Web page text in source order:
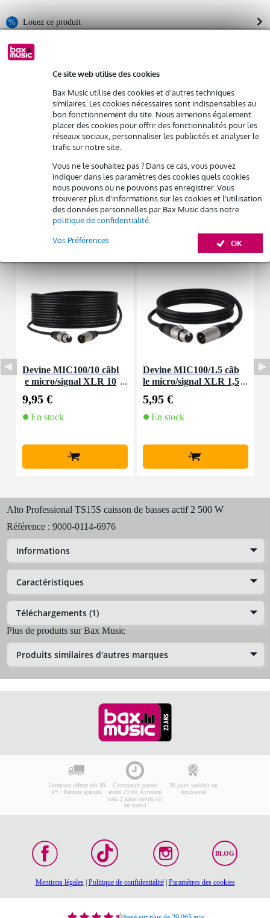
Ce site web utilise des cookies
Bax Music utilise des cookies et d'autres techniques
similaires. Les cookies nécessaires sont indispensables au
bon fonctionnement du site. Nous aimerions également
placer des cookies pour offrir des fonctionnalités pour les
réseaux sociaux, personnaliser les publicités et analyser le
trafic sur notre site.
Vous ne le souhaitez pas ? Dans ce cas, vous pouvez
indiquer dans les paramètres des cookies quels cookies
nous pouvons ou ne pouvons pas enregistrer. Vous
trouverez plus d'informations sur les cookies et l'utilisation
des données personnelles par Bax Music dans notre
politique de confidentialité
OK
Vos Préférences
% Louez ce produit
Louez ce produit à partir de 46 € par mois
Location de plusieurs produits à la fois : min. 300 € et max.
Livraison à domicilegratuite
Résiliation possible du contrat après 4 mois
Possibilité d'acheter votre/vos produit(s) à un tarif réduit
Remplacement rapide par Bax Music en cas de défectuosité
Louez ce produit
Informations
caisson de basse actif
transducteur bas : woofer de 305 mm (12 pouces) ; bobine mobile
haute température de 76,2 mm (3 pouces)
Réponse en fréquence : 36 Hz - 110 Hz (- 3dB)
Afficher toutes les caractéristiques du produit
Accessoires (17)
Devine MIC100/10 câbl
e micro/signal XLR 10
9,95 €
En stock
+
Devine MIC100/1.5 câb
le micro/signal XLR 1,5
5,95 €
En stock
+
Alto Professional TS15S caisson de basses actif 2 500 W
Référence : 9000-0114-6976
Informations
Caractéristiques
Téléchargements (1)
Plus de produits sur Bax Music
Produits similaires d'autres marques
Livraison offerte dès 99
€* / Retours gratuits
Commande passée
avant 23:00, livraison
sous 2 jours ouvrés (si
en stock)
30 jours satisfait ou
remboursé
BLOG
Mentions légales| Politique de confidentialité| Paramètres des cookies